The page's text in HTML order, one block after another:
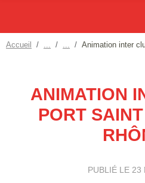
Accueil Animation inter
ANIMATION
PORT
PUBLIÉ LE 23